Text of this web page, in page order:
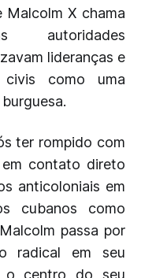
Malcolm X chama
autoridades
lideranças e
civis como uma
ter rompido com
contato direto
anticoloniais em
cubanos como
passa por
radical em seu
o centro do seu